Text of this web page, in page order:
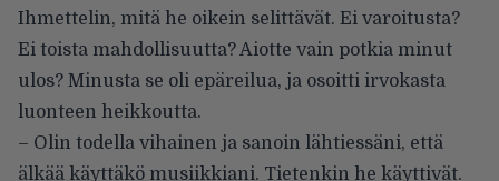
Ihmettelin, mitä he oikein selittävät. Ei varoitusta?
Ei toista mahdollisuutta? Aiotte vain potkia minut
ulos? Minusta se oli epäreilua, ja osoitti irvokasta
luonteen heikkoutta.
– Olin todella vihainen ja sanoin lähtiessäni, että
älkää käyttäkö musiikkiani. Tietenkin he käyttivät.